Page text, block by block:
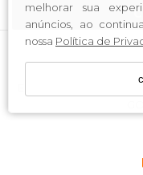
melhorar sua
anúncios, ao
nossa Política de